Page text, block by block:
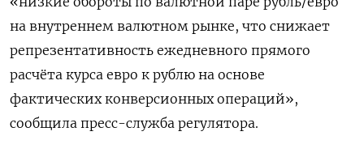
на внутреннем валютном рынке, что снижает
репрезентативность ежедневного прямого
расчёта курса евро к рублю на основе
фактических конверсионных операций»,
сообщила пресс-служба регулятора.